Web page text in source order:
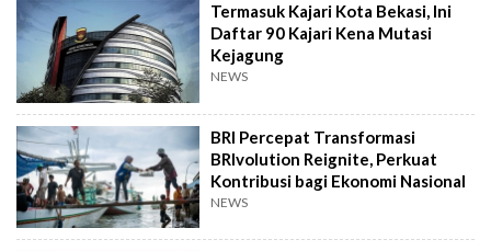
Termasuk Kajari Kota Bekasi, Ini
Daftar 90 Kajari Kena Mutasi
Kejagung
NEWS
BRI Percepat Transformasi
BRIvolution Reignite, Perkuat
Kontribusi bagi Ekonomi Nasional
NEWS